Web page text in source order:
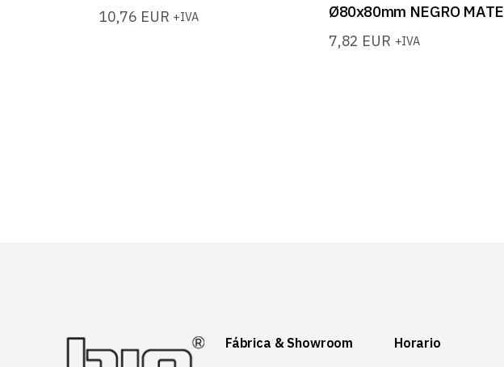
10,76 EUR +IVA
Ø80x80mm NEGRO MATE
7,82 EUR +IVA
Fábrica & Showroom Horario